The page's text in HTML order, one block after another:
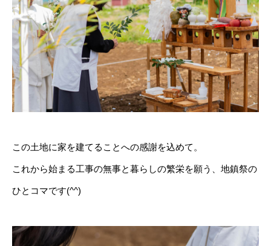
この土地に家を建てることへの感謝を込めて。
これから始まる工事の無事と暮らしの繁栄を願う、地鎮祭の
ひとコマです(^^)